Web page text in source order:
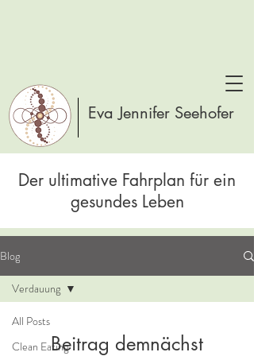
Eva Jennifer Seehofer
Der ultimative Fahrplan für ein
gesundes Leben
Blog
All Posts
Clean Eating
Verdauung
Beitrag demnächst